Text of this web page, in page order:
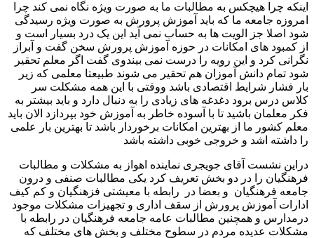
اینکه چرا هیچکس به مطالبات ما به صورت ویژه نگاه نمی کند چرا
امروزه جامعه ما که باید آموزش پرورش به صورت ویژه رسیدگی
شود اصلا جز الویت ها به حساب نمی آید این یک درد بسیار است و
از کمبود های امکانات در حوزه آموزش پرورش سخن گفت و آبراز
نگرانی کرد و این رویه را درست نمی بیندوی گفت اگر معلم تحقیر
شود تمام دانش آموزان هم تحقیر می شوند طبیعتا معلمی که زیر
بار فشار شرایط اقتصادی باشد ووقتی با این همه مشکلت سر
کلاس درس برود دغدغه های زیادی را به دنبال دارد و باید بیشتر به
فکر معلمان باشید تا با آسوده خاطر به آموزش خود بپردازد الان باید
معلم کشور ما از بهترین امکانات برخوردار باشد تا بهترین بار علمی
را داشته اشد و خروجی خوبی داشته باشد
دراین نشست آقای جویجری نماینده اهواز به مشکلات و مطالبات
فرهنگیان را در دو بخش تعریف کرد یکی مطالبات صنفی و درون
جامعه فرهنگیان و بعضا در رابطه با معیشتی فزهنگیان و کم کیف
ادارات آموزش پرورش از سقف اداری و تجهیزات مشکلات موجود
درمدارس و همچنین مطالبات عامه جامعه فرهنگیان در رابطه با
مشکلات عدیده مردم در سطوح مختلف و بخش های مختلف که